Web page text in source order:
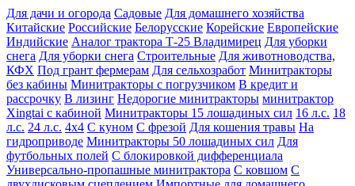
Для дачи и огорода Садовые Для домашнего хозяйства
Китайские Российские Белорусские Корейские Европейские
Индийские Аналог трактора Т-25 Владимирец Для уборки
снега Для уборки снега Строительные Для животноводства,
КФХ Под грант фермерам Для сельхозработ Минитракторы
без кабины Минитракторы с погрузчиком В кредит и
рассрочку В лизинг Недорогие минитракторы минитрактор
Xingtai с кабиной Минитракторы 15 лошадиных сил 16 л.с. 18
л.с. 24 л.с. 4х4 С куном С фрезой Для кошения травы На
гидроприводе Минитракторы 50 лошадиных сил Для
футбольных полей С блокировкой дифференциала
Универсально-пропашные минитрактора С ковшом С